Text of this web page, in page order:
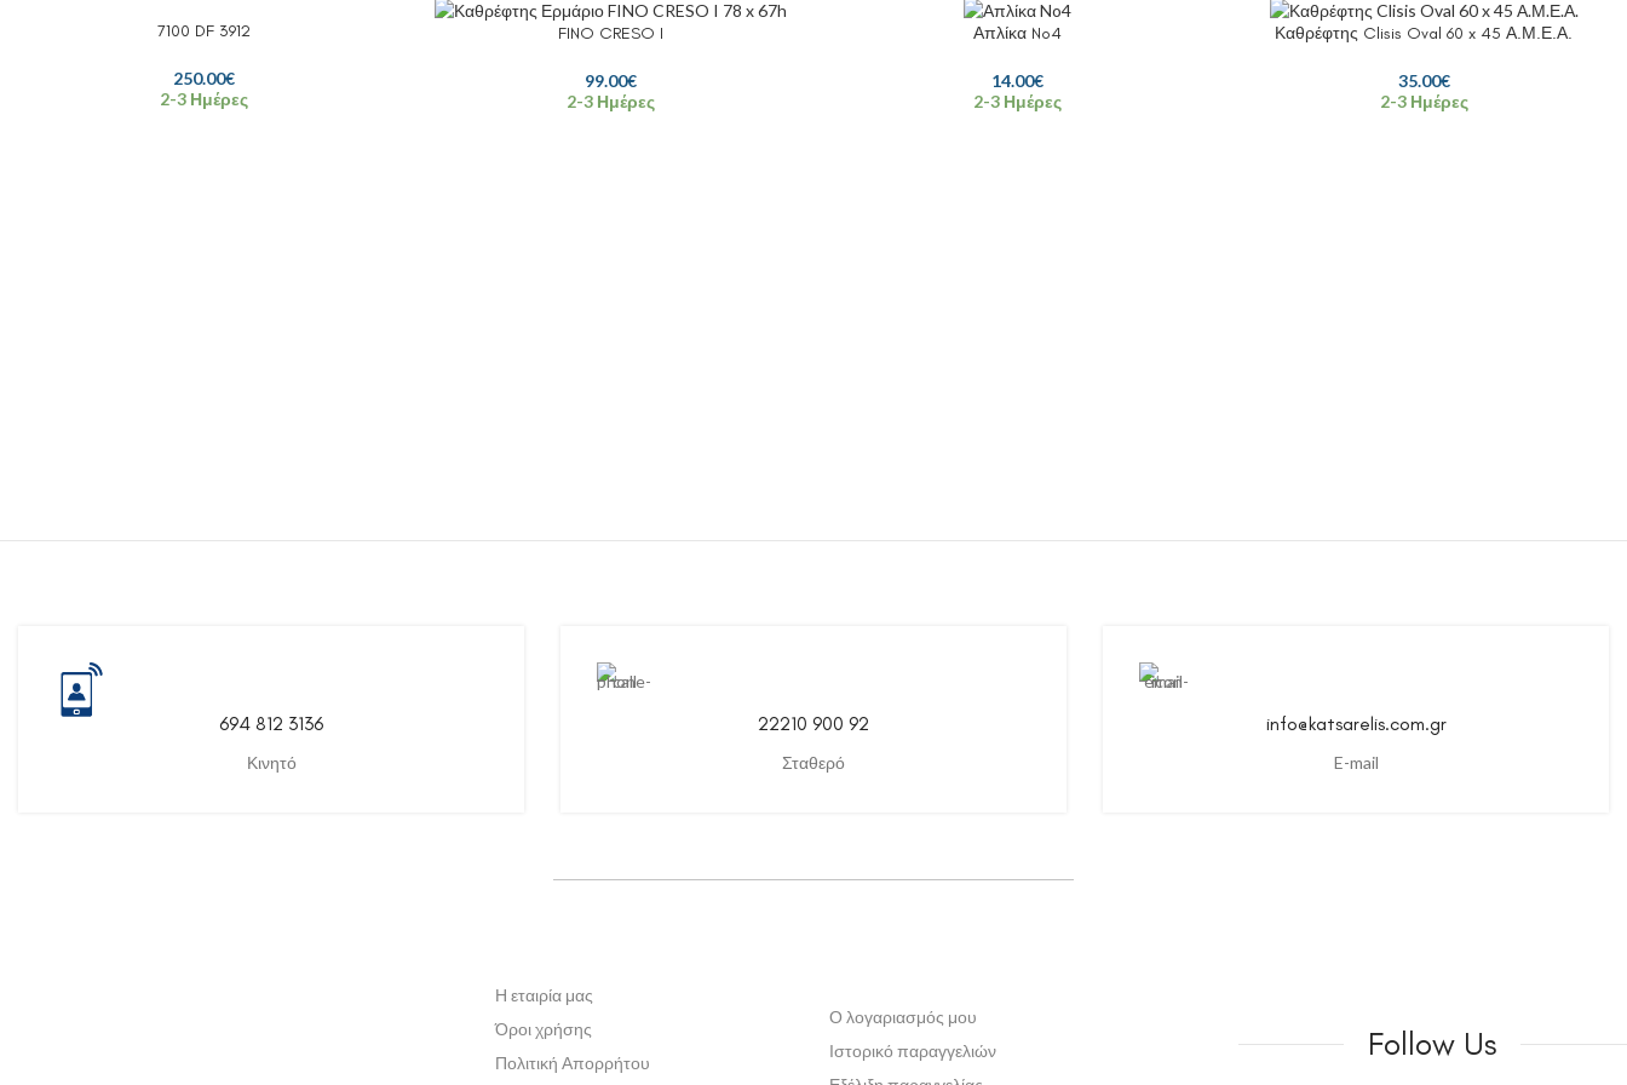
7100 DF 3912
250.00€
2-3 Ημέρες
FINO CRESO I
99.00€
2-3 Ημέρες
Απλίκα No4
14.00€
2-3 Ημέρες
Καθρέφτης Clisis Oval 60 x 45 Α.Μ.Ε.Α.
35.00€
2-3 Ημέρες
694 812 3136
Κινητό
22210 900 92
Σταθερό
info@katsarelis.com.gr
E-mail
Η εταιρία μας
Όροι χρήσης
Πολιτική Απορρήτου
Ο λογαριασμός μου
Ιστορικό παραγγελιών
Follow Us